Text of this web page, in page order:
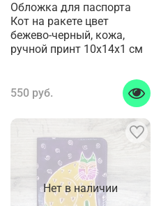
Обложка для паспорта
Кот на ракете цвет
бежево-черный, кожа,
ручной принт 10x14x1 см
550 руб.
Нет в наличии